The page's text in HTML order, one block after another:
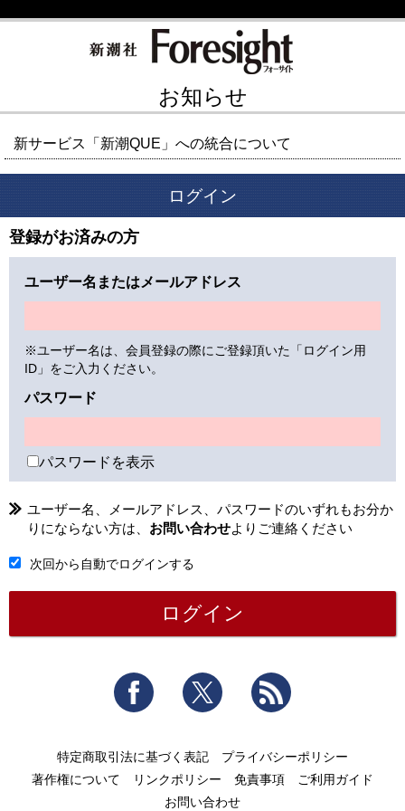
お知らせ
新サービス「新潮QUE」への統合について
ログイン
登録がお済みの方
ユーザー名またはメールアドレス
※ユーザー名は、会員登録の際にご登録頂いた「ログイン用
ID」をご入力ください。
パスワード
パスワードを表示
ユーザー名、メールアドレス、パスワードのいずれもお分か
りにならない方は、 お問い合わせよりご連絡ください
次回から自動でログインする
Facebook Twitter
特定商取引法に基づく表記
プライバシーポリシー
著作権について
リンクポリシー 免責事項
ご利用ガイド
お問い合わせ